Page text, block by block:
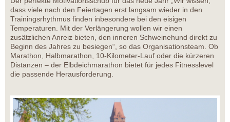
dass viele nach den Feiertagen erst langsam wieder in den
Trainingsrhythmus finden inbesondere bei den eisigen
Temperaturen. Mit der Verlängerung wollen wir einen
zusätzlichen Anreiz bieten, den inneren Schweinehund direkt zu
Beginn des Jahres zu besiegen“, so das Organisationsteam. Ob
Marathon, Halbmarathon, 10-Kilometer-Lauf oder die kürzeren
Distanzen – der Elbdeichmarathon bietet für jedes Fitnesslevel
die passende Herausforderung.